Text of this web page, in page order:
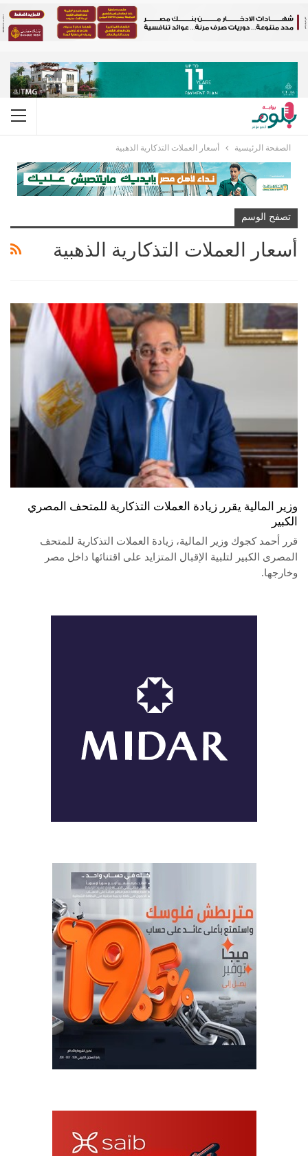
الصفحة الرئيسية أسعار العملات التذكارية الذهبية
تصفح الوسم
أسعار العملات التذكارية الذهبية
وزير المالية يقرر زيادة العملات التذكارية للمتحف المصري
الكبير
قرر أحمد كجوك وزير المالية، زيادة العملات التذكارية للمتحف
المصرى الكبير لتلبية الإقبال المتزايد على اقتنائها داخل مصر
وخارجها.